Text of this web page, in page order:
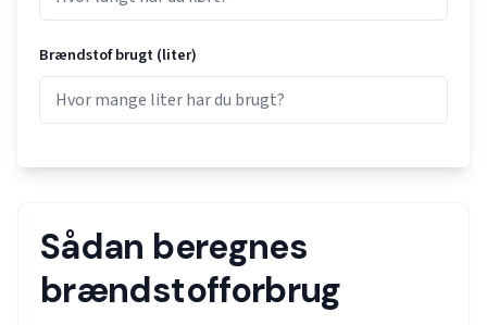
Brændstof brugt (liter)
Sådan beregnes
brændstofforbrug